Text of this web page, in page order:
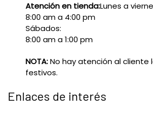
Atención en tienda:Lunes a
8:00 am a 4:00 pm
Sábados:
8:00 am a 1:00 pm
NOTA:No hay atención al cliente
festivos.
Enlaces de interés